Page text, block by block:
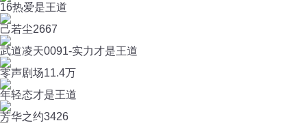
16热爱是王道
己若尘2667
武道凌天0091-实力才是王道
零声剧场11.4万
年轻态才是王道
芳华之约3426